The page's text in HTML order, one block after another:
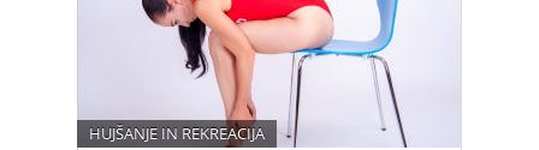
HUJŠANJE IN REKREACIJA